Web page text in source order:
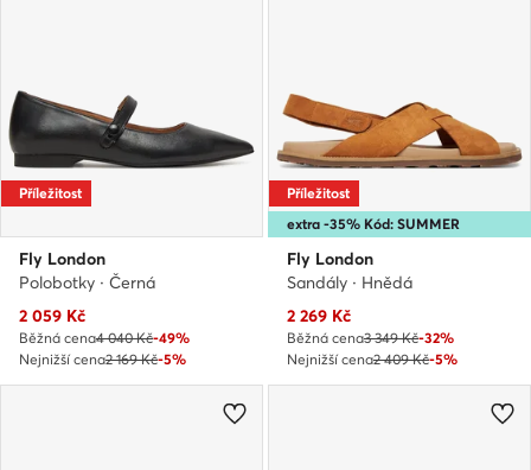
Příležitost
Fly London
Polobotky · Černá
Aktuální cena
2 059 Kč
Běžná cena4 040 Kč-49%
Nejnižší cena2 169 Kč-5%
extra -35% Kód: SUMMER
Příležitost
Fly London
Sandály · Hnědá
Aktuální cena
2 269 Kč
Běžná cena3 349 Kč-32%
Nejnižší cena2 409 Kč-5%